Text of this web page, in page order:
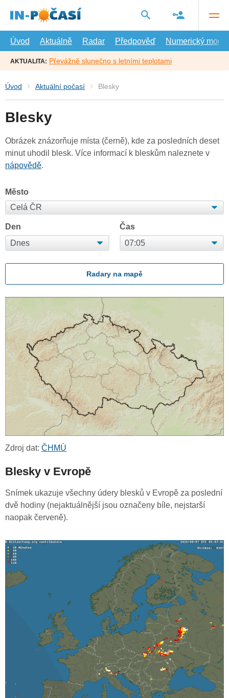
hlavní
Úvod
Aktuálně Radar Předpověď Numerický model
AKTUALITA: Převážně slunečno s letními teplotami
Úvod Aktuální počasí Blesky
Blesky
Obrázek znázorňuje místa (černě), kde za posledních deset
minut uhodil blesk. Více informací k bleskům naleznete v
nápovědě.
Město
Den Čas
Radary na mapě
Zdroj dat: ČHMÚ
Blesky v Evropě
Snímek ukazuje všechny údery blesků v Evropě za poslední
dvě hodiny (nejaktuálnější jsou označeny bíle, nejstarší
naopak červeně).